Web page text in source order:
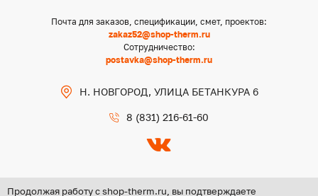
Почта для заказов, спецификации, смет, проектов:
zakaz52@shop-therm.ru
Сотрудничество:
postavka@shop-therm.ru
Н. НОВГОРОД, УЛИЦА БЕТАНКУРА 6
8 (831) 216-61-60
Продолжая работу с shop-therm.ru, вы подтверждаете